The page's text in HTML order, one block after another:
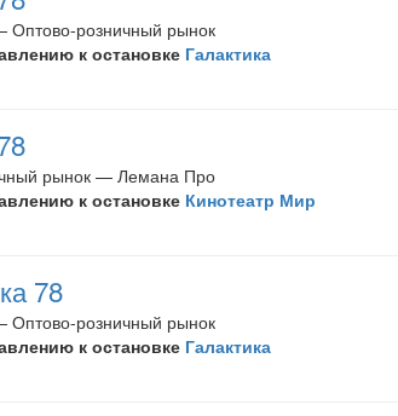
розничный рынок
к остановке Галактика
рынок — Лемана Про
к остановке Кинотеатр Мир
78
розничный рынок
к остановке Галактика